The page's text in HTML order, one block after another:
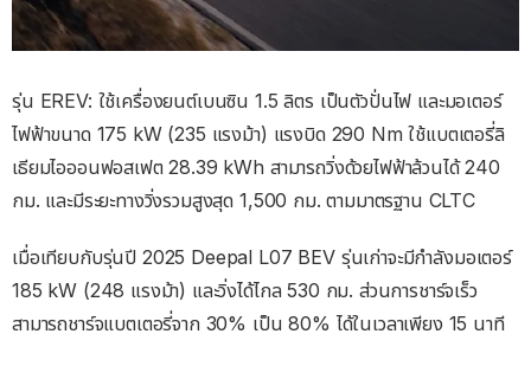
รุ่น EREV: ใช้เครื่องยนต์เบนซิน 1.5 ลิตร เป็นตัวปั่นไฟ และมอเตอร์
ไฟฟ้าขนาด 175 kW (235 แรงม้า) แรงบิด 290 Nm ใช้แบตเตอรี่ลิ
เธียมไอออนฟอสเฟต 28.39 kWh สามารถวิ่งด้วยไฟฟ้าล้วนได้ 240
กม. และมีระยะทางวิ่งรวมสูงสุด 1,500 กม. ตามมาตรฐาน CLTC
เมื่อเทียบกับรุ่นปี 2025 Deepal L07 BEV รุ่นเก่าจะมีกำลังมอเตอร์
185 kW (248 แรงม้า) และวิ่งได้ไกล 530 กม. ส่วนการชาร์จเร็ว
สามารถชาร์จแบตเตอรี่จาก 30% เป็น 80% ได้ในเวลาเพียง 15 นาที